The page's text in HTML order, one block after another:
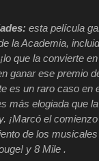
esta película
la Academia,
que la convierte
ganar ese premio
es un raro caso en
más elogiada que
¡Marcó el
de los
y8 Mile.